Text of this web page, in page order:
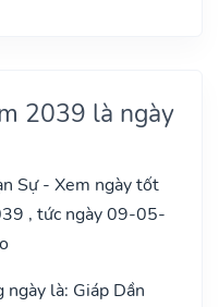
2039 là ngày
Sự - Xem ngày tốt
, tức ngày 09-05-
là: Giáp Dần